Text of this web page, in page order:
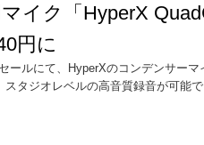
イク「HyperX
円に
ールにて、HyperXのコンデンサー
スタジオレベルの高音質録音が可能